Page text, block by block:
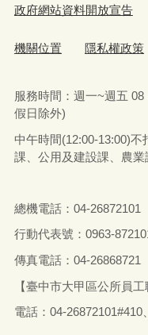
政府網站資料開放宣告
機關位置 隱私權政策
服務時間：週一~週五
假日除外)
中午時間(12:00-13:00)
課、公用及建設課、農業
總機電話：04-26872101
行動代表號：0963-
傳真電話：04-26868721
【臺中市大甲區公所員工
電話：04-